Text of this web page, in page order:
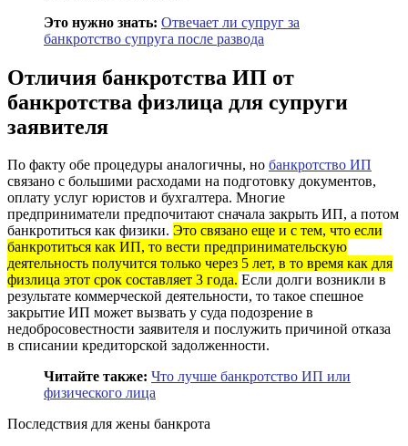
Это нужно знать: Отвечает ли супруг за
банкротство супруга после развода
Отличия банкротства ИП от
банкротства физлица для супруги
заявителя
По факту обе процедуры аналогичны, но банкротство ИП
связано с большими расходами на подготовку документов,
оплату услуг юристов и бухгалтера. Многие
предприниматели предпочитают сначала закрыть ИП, а потом
банкротиться как физики. Это связано еще и с тем, что если
банкротиться как ИП, то вести предпринимательскую
деятельность получится только через 5 лет, в то время как для
физлица этот срок составляет 3 года. Если долги возникли в
результате коммерческой деятельности, то такое спешное
закрытие ИП может вызвать у суда подозрение в
недобросовестности заявителя и послужить причиной отказа
в списании кредиторской задолженности.
Читайте также: Что лучше банкротство ИП или
физического лица
Последствия для жены банкрота